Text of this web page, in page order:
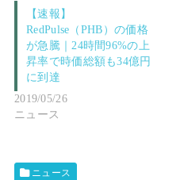
【速報】
RedPulse（PHB）の価格
が急騰｜24時間96%の上
昇率で時価総額も34億円
に到達
2019/05/26
ニュース
ニュース